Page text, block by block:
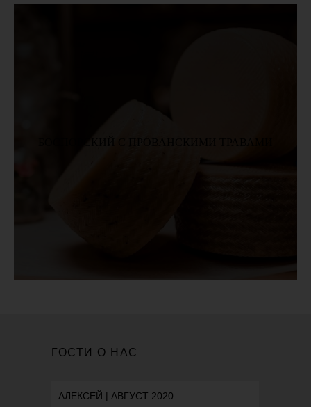
ГОСТИ О НАС
АЛЕКСЕЙ | АВГУСТ 2020